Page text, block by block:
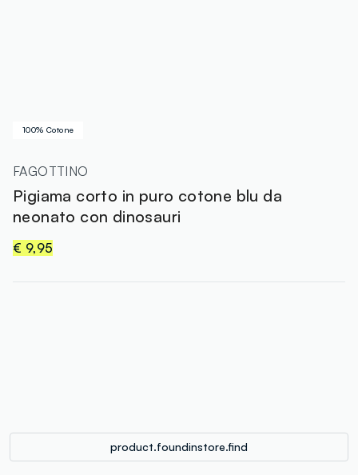
100% Cotone
FAGOTTINO
Pigiama corto in puro cotone blu da
neonato con dinosauri
€ 9,95
product.foundinstore.find